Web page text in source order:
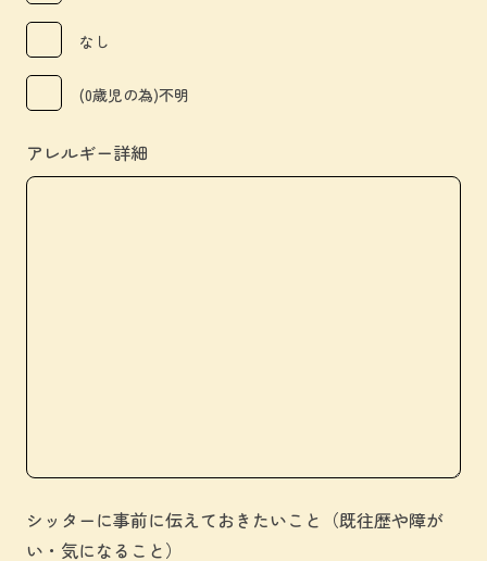
なし
(0歳児の為)不明
アレルギー詳細
シッターに事前に伝えておきたいこと（既往歴や障が
い・気になること）